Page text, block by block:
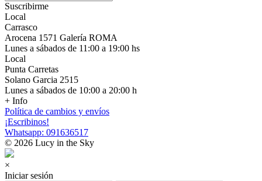
Suscribirme
Local
Carrasco
Arocena 1571 Galería ROMA
Lunes a sábados de 11:00 a 19:00 hs
Local
Punta Carretas
Solano Garcia 2515
Lunes a sábados de 10:00 a 20:00 h
+ Info
Política de cambios y envíos
¡Escribinos!
Whatsapp: 091636517
© 2026 Lucy in the Sky
×
Iniciar sesión